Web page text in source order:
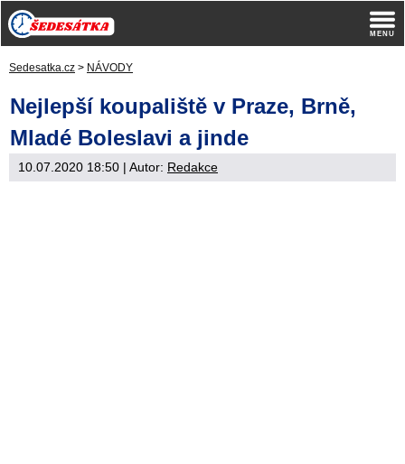
Sedesatka.cz > NÁVODY
Nejlepší koupaliště v Praze, Brně,
Mladé Boleslavi a jinde
10.07.2020 18:50 | Autor: Redakce